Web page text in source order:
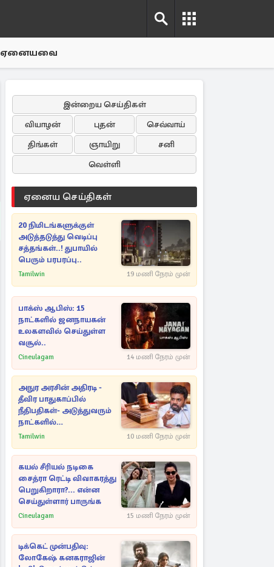
ஏனையவை
இன்றைய செய்திகள்
வியாழன்
புதன்
செவ்வாய்
திங்கள்
ஞாயிறு
சனி
வெள்ளி
ஏனைய செய்திகள்
20 நிமிடங்களுக்குள்
அடுத்தடுத்து வெடிப்பு
சத்தங்கள்..! துபாயில்
பெரும் பரபரப்பு..
Tamilwin 19 மணி நேரம் முன்
பாக்ஸ் ஆபிஸ்: 15
நாட்களில் ஜனநாயகன்
உலகளவில் செய்துள்ள
வசூல்..
Cineulagam 14 மணி நேரம் முன்
அநுர அரசின் அதிரடி -
தீவிர பாதுகாப்பில்
நீதிபதிகள்- அடுத்துவரும்
நாட்களில்
அம்பலமாகவுள்ள ரகசியம்
Tamilwin 10 மணி நேரம் முன்
கயல் சீரியல் நடிகை
சைத்ரா ரெட்டி விவாகரத்து
பெறுகிறாரா?... என்ன
செய்துள்ளார் பாருங்க
Cineulagam 15 மணி நேரம் முன்
டிக்கெட் முன்பதிவு:
லோகேஷ் கனகராஜின்